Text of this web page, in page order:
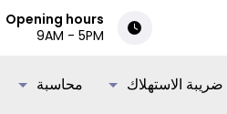
Opening hours
9AM - 5PM
ضريبة الاستهلاك محاسبة